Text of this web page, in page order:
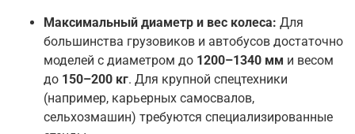
Максимальный диаметр и вес колеса: Для
большинства грузовиков и автобусов достаточно
моделей с диаметром до 1200–1340 мм и весом
до 150–200 кг. Для крупной спецтехники
(например, карьерных самосвалов,
сельхозмашин) требуются специализированные